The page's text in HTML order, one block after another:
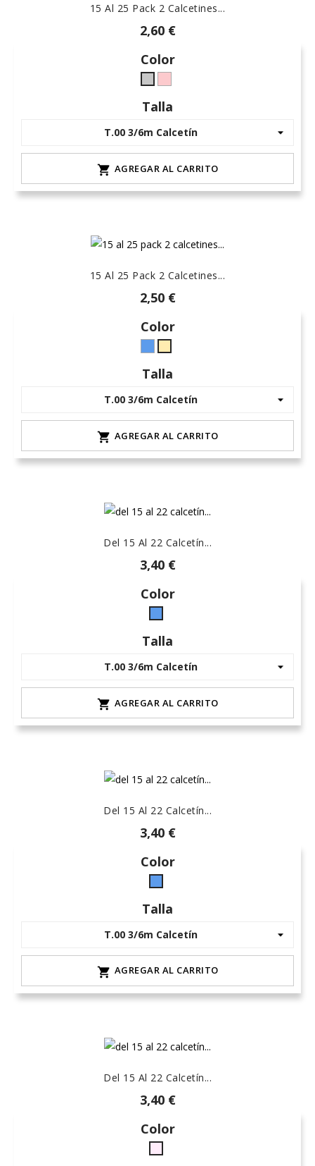
15 Al 25 Pack 2 Calcetines...
2,60 €
Color
Gris
L-
9
Talla
 AGREGAR AL CARRITO
15 Al 25 Pack 2 Calcetines...
2,50 €
Color
Azul
(7)
arena-
lino
natural
Talla
 AGREGAR AL CARRITO
Del 15 Al 22 Calcetín...
3,40 €
Color
Azul
(7)
Talla
 AGREGAR AL CARRITO
Del 15 Al 22 Calcetín...
3,40 €
Color
Azul
(7)
Talla
 AGREGAR AL CARRITO
Del 15 Al 22 Calcetín...
3,40 €
Color
rosa-